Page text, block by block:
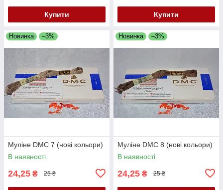
Купити Купити
Новинка –3%
Муліне DMC 7 (нові кольори)
В наявності
24,25 ₴ 25 ₴
Новинка –3%
Муліне DMC 8 (нові кольори)
В наявності
24,25 ₴ 25 ₴